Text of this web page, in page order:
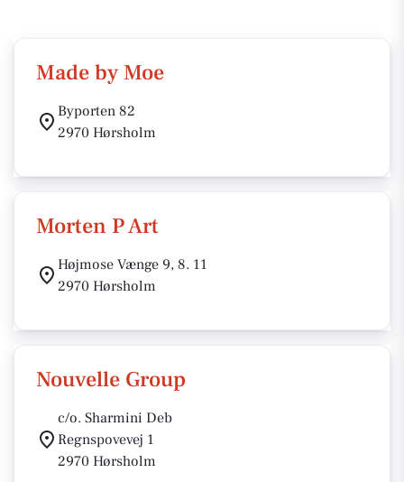
Made by Moe
Byporten 82
2970 Hørsholm
Morten P Art
Højmose Vænge 9, 8. 11
2970 Hørsholm
Nouvelle Group
c/o. Sharmini Deb
Regnspovevej 1
2970 Hørsholm